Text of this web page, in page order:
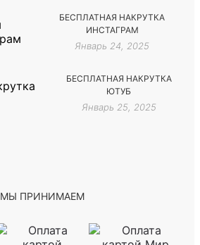
БЕСПЛАТНАЯ НАКРУТКА
ИНСТАГРАМ
Январь 24, 2025
БЕСПЛАТНАЯ НАКРУТКА
ЮТУБ
Январь 25, 2025
МЫ ПРИНИМАЕМ